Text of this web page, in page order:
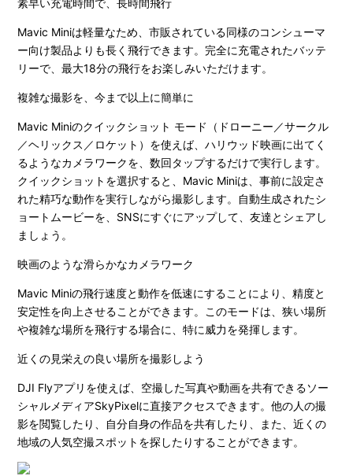
素早い充電時間で、長時間飛行
Mavic Miniは軽量なため、市販されている同様のコンシューマ
ー向け製品よりも長く飛行できます。完全に充電されたバッテ
リーで、最大18分の飛行をお楽しみいただけます。
複雑な撮影を、今まで以上に簡単に
Mavic Miniのクイックショット モード（ドローニー／サークル
／ヘリックス／ロケット）を使えば、ハリウッド映画に出てく
るようなカメラワークを、数回タップするだけで実行します。
クイックショットを選択すると、Mavic Miniは、事前に設定さ
れた精巧な動作を実行しながら撮影します。自動生成されたシ
ョートムービーを、SNSにすぐにアップして、友達とシェアし
ましょう。
映画のような滑らかなカメラワーク
Mavic Miniの飛行速度と動作を低速にすることにより、精度と
安定性を向上させることができます。このモードは、狭い場所
や複雑な場所を飛行する場合に、特に威力を発揮します。
近くの見栄えの良い場所を撮影しよう
DJI Flyアプリを使えば、空撮した写真や動画を共有できるソー
シャルメディアSkyPixelに直接アクセスできます。他の人の撮
影を閲覧したり、自分自身の作品を共有したり、また、近くの
地域の人気空撮スポットを探したりすることができます。